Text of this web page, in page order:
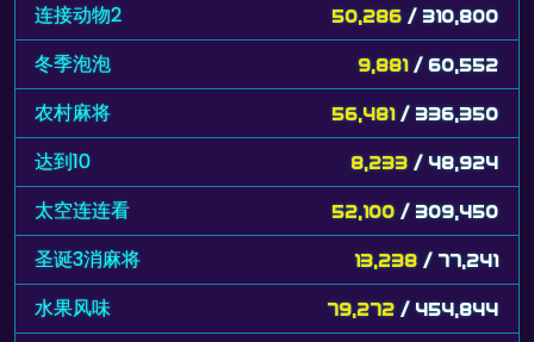
连接动物2 50,286 / 310,800
冬季泡泡 9,881 / 60,552
农村麻将 56,481 / 336,350
达到10 8,233 / 48,924
太空连连看 52,100 / 309,450
圣诞3消麻将 13,238 / 77,241
水果风味 79,272 / 454,844